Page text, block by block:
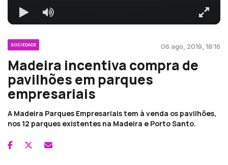
SOCIEDADE 06 ago, 2019, 18:16
Madeira incentiva compra de
pavilhões em parques
empresariais
A Madeira Parques Empresariais tem à venda os pavilhões,
nos 12 parques existentes na Madeira e Porto Santo.